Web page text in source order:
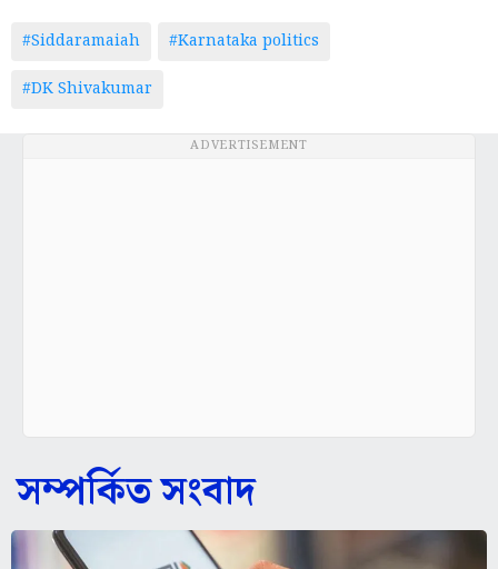
#Siddaramaiah
#Karnataka politics
#DK Shivakumar
ADVERTISEMENT
সম্পর্কিত সংবাদ